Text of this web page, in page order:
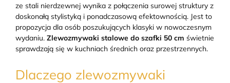
ze stali nierdzewnej wynika z połączenia surowej struktury z
doskonałą stylistyką i ponadczasową efektownością. Jest to
propozycja dla osób poszukujących klasyki w nowoczesnym
wydaniu. Zlewozmywaki stalowe do szafki 50 cm świetnie
sprawdzają się w kuchniach średnich oraz przestrzennych.
Dlaczego zlewozmywaki